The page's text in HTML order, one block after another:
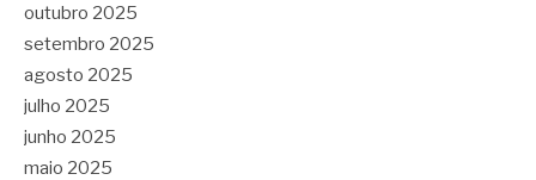
outubro 2025
setembro 2025
agosto 2025
julho 2025
junho 2025
maio 2025